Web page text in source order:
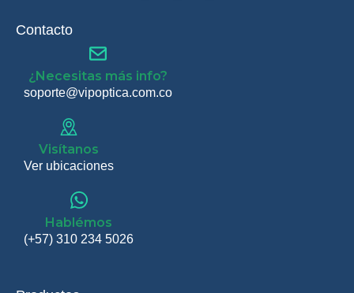
Contacto
¿Necesitas más info?
soporte@vipoptica.com.co
Visítanos
Ver ubicaciones
Hablémos
(+57) 310 234 5026